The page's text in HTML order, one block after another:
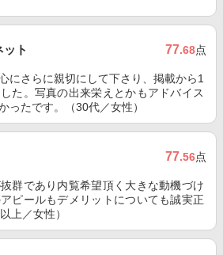
ト 77.68点
にさらに親切にして下さり、掲載から1
た。写真の出来栄えとかもアドバイス
ったです。（30代／女性）
77.56点
群であり内覧希望頂く大きな動機づけ
ピールもデメリットについても誠実正
上／女性）